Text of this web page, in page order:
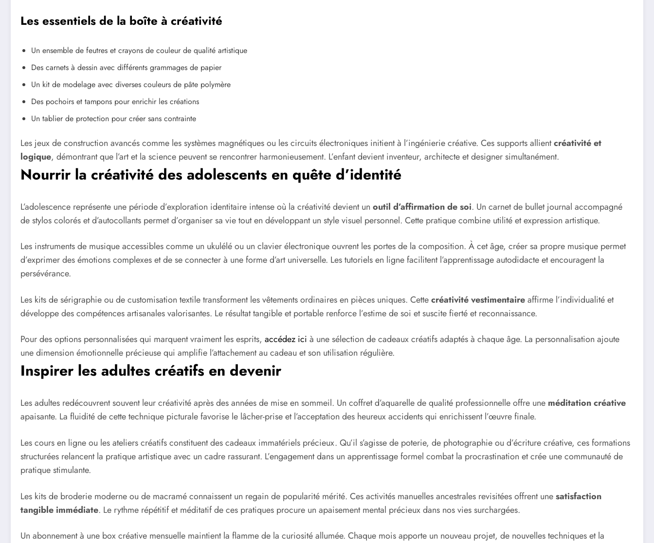
Les essentiels de la boîte à créativité
Un ensemble de feutres et crayons de couleur de qualité artistique
Des carnets à dessin avec différents grammages de papier
Un kit de modelage avec diverses couleurs de pâte polymère
Des pochoirs et tampons pour enrichir les créations
Un tablier de protection pour créer sans contrainte
Les jeux de construction avancés comme les systèmes magnétiques ou les circuits électroniques initient à l’ingénierie créative. Ces supports allientcréativité et
logique, démontrant que l’art et la science peuvent se rencontrer harmonieusement. L’enfant devient inventeur, architecte et designer simultanément.
Nourrir la créativité des adolescents en quête d’identité
L’adolescence représente une période d’exploration identitaire intense où la créativité devient un outil d’affirmation de soi. Un carnet de bullet journal accompagné
de stylos colorés et d’autocollants permet d’organiser sa vie tout en développant un style visuel personnel. Cette pratique combine utilité et expression artistique.
Les instruments de musique accessibles comme un ukulélé ou un clavier électronique ouvrent les portes de la composition. À cet âge, créer sa propre musique permet
d’exprimer des émotions complexes et de se connecter à une forme d’art universelle. Les tutoriels en ligne facilitent l’apprentissage autodidacte et encouragent la
persévérance.
Les kits de sérigraphie ou de customisation textile transforment les vêtements ordinaires en pièces uniques. Cettecréativité vestimentaireaffirme l’individualité et
développe des compétences artisanales valorisantes. Le résultat tangible et portable renforce l’estime de soi et suscite fierté et reconnaissance.
Pour des options personnalisées qui marquent vraiment les esprits, accédez ici à une sélection de cadeaux créatifs adaptés à chaque âge. La personnalisation ajoute
une dimension émotionnelle précieuse qui amplifie l’attachement au cadeau et son utilisation régulière.
Inspirer les adultes créatifs en devenir
Les adultes redécouvrent souvent leur créativité après des années de mise en sommeil. Un coffret d’aquarelle de qualité professionnelle offre une méditation créative
apaisante. La fluidité de cette technique picturale favorise le lâcher-prise et l’acceptation des heureux accidents qui enrichissent l’œuvre finale.
Les cours en ligne ou les ateliers créatifs constituent des cadeaux immatériels précieux. Qu’il s’agisse de poterie, de photographie ou d’écriture créative, ces formations
structurées relancent la pratique artistique avec un cadre rassurant. L’engagement dans un apprentissage formel combat la procrastination et crée une communauté de
pratique stimulante.
Les kits de broderie moderne ou de macramé connaissent un regain de popularité mérité. Ces activités manuelles ancestrales revisitées offrent unesatisfaction
tangible immédiate. Le rythme répétitif et méditatif de ces pratiques procure un apaisement mental précieux dans nos vies surchargées.
Un abonnement à une box créative mensuelle maintient la flamme de la curiosité allumée. Chaque mois apporte un nouveau projet, de nouvelles techniques et la